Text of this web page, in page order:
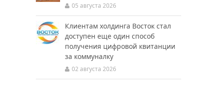
05 августа 2026
Клиентам холдинга Восток стал
доступен еще один способ
получения цифровой квитанции
за коммуналку
02 августа 2026